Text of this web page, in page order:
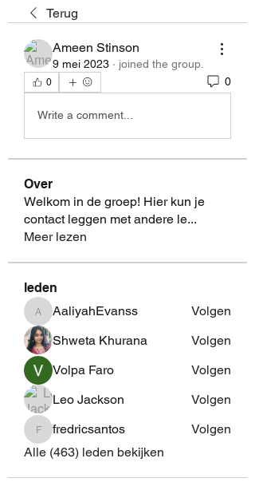
Terug
Ameen Stinson
9 mei 2023 · joined the group.
0 0
Write a comment...
Over
Welkom in de groep! Hier kun je
contact leggen met andere le...
Meer lezen
leden
AaliyahEvanss
AaliyahEvanss
Volgen
Shweta Khurana
Volgen
Volpa Faro
Volgen
Leo Jackson
Volgen
fredricsantos
fredricsantos
Volgen
Alle (463) leden bekijken